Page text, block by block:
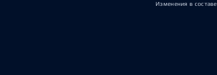
Изменения в составе